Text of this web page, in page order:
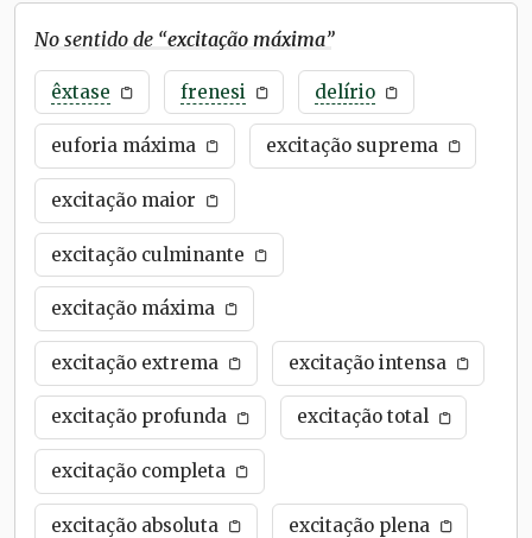
No sentido de “excitação máxima”
êxtase frenesi delírio
euforia máxima excitação suprema
excitação maior
excitação culminante
excitação máxima
excitação extrema excitação intensa
excitação profunda excitação total
excitação completa
excitação absoluta excitação plena